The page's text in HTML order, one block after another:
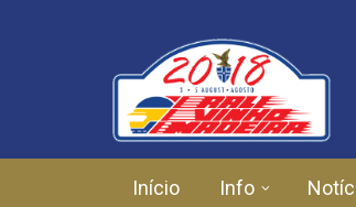
Início Info